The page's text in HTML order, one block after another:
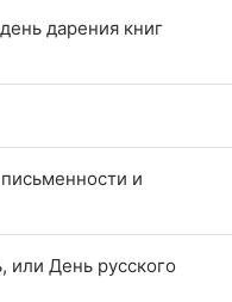
дарения книг
и
или День русского